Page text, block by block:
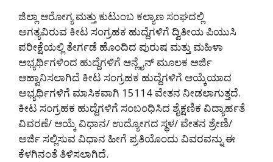
ಜಿಲ್ಲಾ ಆರೋಗ್ಯ ಮತ್ತು ಕುಟುಂಬ ಕಲ್ಯಾಣ ಸಂಘದಲ್ಲಿ
ಅಗತ್ಯವಿರುವ ಕೀಟ ಸಂಗ್ರಹಕ ಹುದ್ದೆಗಳಿಗೆ ದ್ವಿತೀಯ ಪಿಯುಸಿ
ಪರೀಕ್ಷೆಯಲ್ಲಿ ತೇರ್ಗಡೆ ಹೊಂದಿದ ಪುರುಷ ಮತ್ತು ಮಹಿಳಾ
ಅಭ್ಯರ್ಥಿಗಳಿಂದ ಹುದ್ದೆಗಳಿಗೆ ಆನ್ಲೈನ್ ಮೂಲಕ ಅರ್ಜಿ
ಆಹ್ವಾನಿಸಲಾಗಿದೆ ಕೀಟ ಸಂಗ್ರಹಕ ಹುದ್ದೆಗಳಿಗೆ ಆಯ್ಕೆಯಾದ
ಅಭ್ಯರ್ಥಿಗಳಿಗೆ ಮಾಸಿಕವಾಗಿ 15114 ವೇತನ ನೀಡಲಾಗುತ್ತದೆ.
ಕೀಟ ಸಂಗ್ರಹಕ ಹುದ್ದೆಗಳಿಗೆ ಸಂಬಂಧಿಸಿದ ಶೈಕ್ಷಣಿಕ ವಿದ್ಯಾರ್ಹತೆ
ವಿವರಣೆ/ ಆಯ್ಕೆ ವಿಧಾನ/ ಉದ್ಯೋಗದ ಸ್ಥಳ/ ವೇತನ ಶ್ರೇಣಿ/
ಅರ್ಜಿ ಸಲ್ಲಿಸುವ ವಿಧಾನ ಹೀಗೆ ಪ್ರತಿಯೊಂದು ವಿವರವನ್ನು ಈ
ಕೆಳಗಿನಂತೆ ತಿಳಿಸಲಾಗಿದೆ.